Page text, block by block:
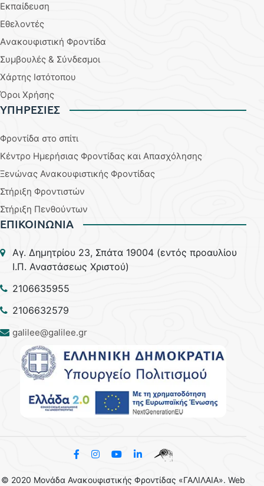
Εκπαίδευση
Εθελοντές
Aνακουφιστική Φροντίδα
Συμβουλές & Σύνδεσμοι
Χάρτης Ιστότοπου
Όροι Χρήσης
YΠΗΡΕΣΙΕΣ
Φροντίδα στο σπίτι
Κέντρο Ημερήσιας Φροντίδας και Απασχόλησης
Ξενώνας Ανακουφιστικής Φροντίδας
Στήριξη Φροντιστών
Στήριξη Πενθούντων
ΕΠΙΚΟΙΝΩΝΙΑ
Aγ. Δημητρίου 23, Σπάτα 19004 (εντός προαυλίου
Ι.Π. Αναστάσεως Χριστού)
2106635955
2106632579
galilee@galilee.gr
© 2020 Μονάδα Ανακουφιστικής Φροντίδας «ΓΑΛΙΛΑΙΑ». Web